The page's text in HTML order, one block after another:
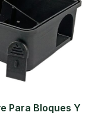
Para Bloques Y